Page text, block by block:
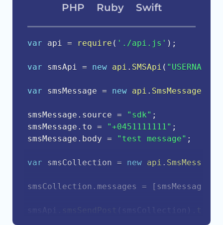
PHP Ruby Swift
var api = require ( './api.js' ) ;
var smsApi = new api . SMSApi ( "USERNAME"
var smsMessage = new api . SmsMessage
smsMessage . source = "sdk" ;
smsMessage . to = "+0451111111" ;
smsMessage . body = "test message" ;
var smsCollection = new api .
smsCollection . messages = [ smsMessage
smsApi smsSendPost ( smsCollection ) then